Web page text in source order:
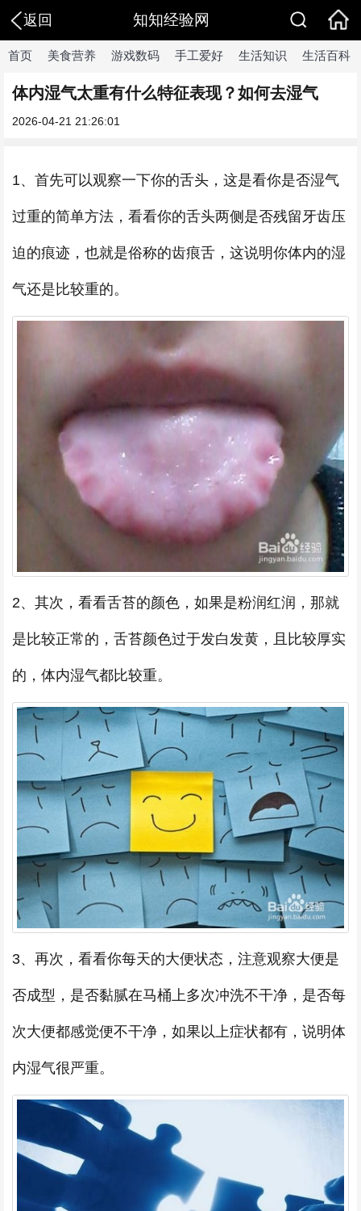
返回 知知经验网
首页 美食营养 游戏数码 手工爱好 生活知识 生活百科
体内湿气太重有什么特征表现？如何去湿气
2026-04-21 21:26:01
1、首先可以观察一下你的舌头，这是看你是否湿气
过重的简单方法，看看你的舌头两侧是否残留牙齿压
迫的痕迹，也就是俗称的齿痕舌，这说明你体内的湿
气还是比较重的。
2、其次，看看舌苔的颜色，如果是粉润红润，那就
是比较正常的，舌苔颜色过于发白发黄，且比较厚实
的，体内湿气都比较重。
3、再次，看看你每天的大便状态，注意观察大便是
否成型，是否黏腻在马桶上多次冲洗不干净，是否每
次大便都感觉便不干净，如果以上症状都有，说明体
内湿气很严重。